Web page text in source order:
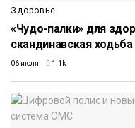
Здоровье
«Чудо-палки» для
скандинавская
06 июля 1.1k